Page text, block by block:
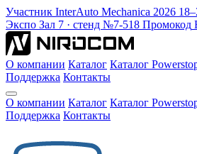
Участник InterAuto Mechanica 2026
Экспо Зал 7 · стенд №7-518 Промокод
О компании Каталог Каталог
Поддержка Контакты
О компании Каталог Каталог
Поддержка Контакты